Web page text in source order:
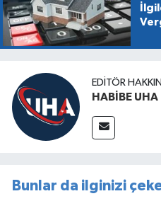
EDITÖR
HABİBE UHA
Bunlar da ilginizi